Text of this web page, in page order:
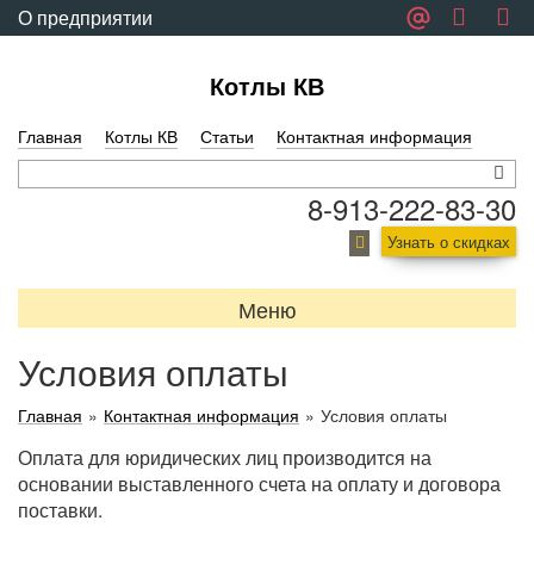
О предприятии
Котлы КВ
Главная Котлы КВ Статьи Контактная информация
8-913-222-83-30
Узнать о скидках
Меню
Условия оплаты
Главная » Контактная информация » Условия оплаты
Оплата для юридических лиц производится на
основании выставленного счета на оплату и договора
поставки.